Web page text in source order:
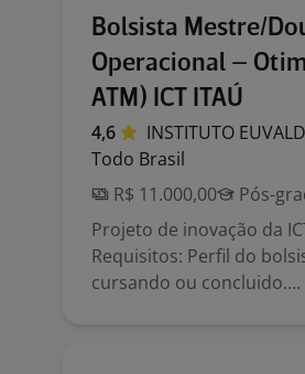
Bolsista Mestre/
Operacional –
ATM) ICT ITAÚ
4,6 INSTITUTO
Todo Brasil
R$ 11.000,00
Pós-
Projeto de inovação da
Requisitos: Perfil do
cursando ou concluido....